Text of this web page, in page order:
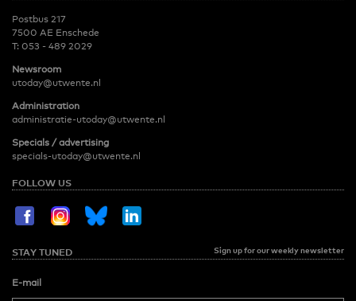
Postbus 217
7500 AE Enschede
T: 053 - 489 2029
Newsroom
utoday@utwente.nl
Administration
administratie-utoday@utwente.nl
Specials / advertising
specials-utoday@utwente.nl
FOLLOW US
STAY TUNED Sign up for our weekly newsletter
E-mail